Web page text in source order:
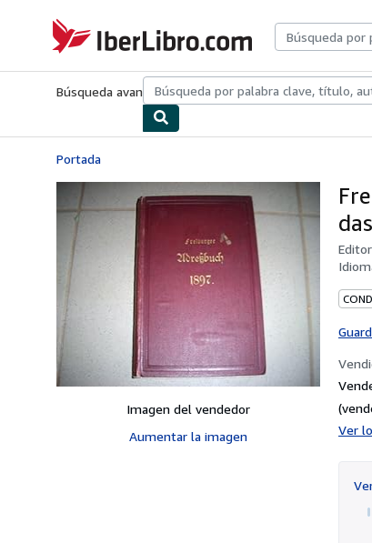
IberLibro.com
Búsqueda avanzadaColecciones Libros antiguosArte y
Portada
Imagen del vendedor
Aumentar la imagen
Ver